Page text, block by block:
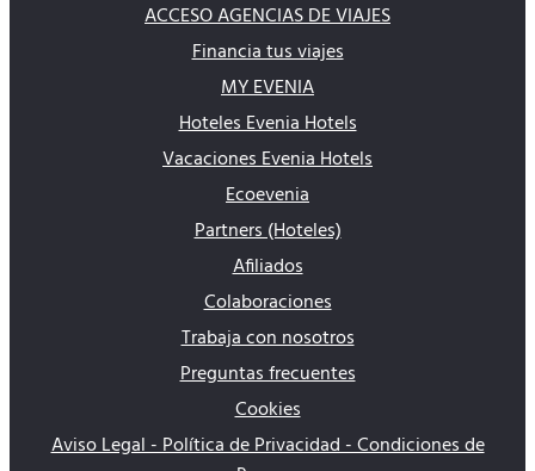
ACCESO AGENCIAS DE VIAJES
Financia tus viajes
MY EVENIA
Hoteles Evenia Hotels
Vacaciones Evenia Hotels
Ecoevenia
Partners (Hoteles)
Afiliados
Colaboraciones
Trabaja con nosotros
Preguntas frecuentes
Cookies
Aviso Legal - Política de Privacidad - Condiciones de